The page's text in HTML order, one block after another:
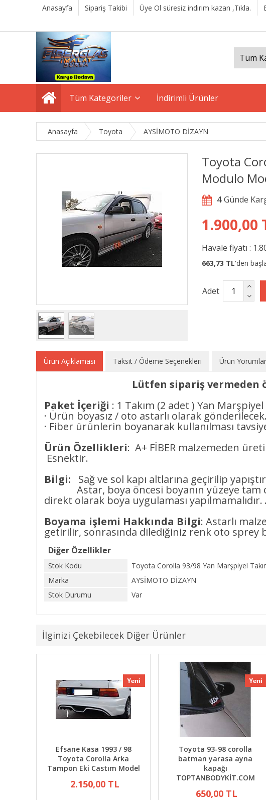
Anasayfa Sipariş Takibi Üye Ol süresiz indirim kazan ,Tıkla.
Tüm Kategoriler İndirimli Ürünler
Anasayfa Toyota AYSİMOTO DİZAYN
Toyota
Modulo
4
1.900,00
Havale fiyatı :
663,73 TL'den
Adet
Ürün Açıklaması Taksit / Ödeme Seçenekleri Ürün
Lütfen sipariş vermeden
Paket İçeriği : 1 Takım (2 adet ) Yan Marşpiyel
· Ürün boyasız / oto astarlı olarak gönderilecek.
· Fiber ürünlerin boyanarak kullanılması
Ürün Özellikleri: A+ FİBER malzemeden
Esnektir.
Bilgi: Sağ ve sol kapı altlarına geçirilip
Astar, boya öncesi boyanın yüzeye tam
direkt olarak boya uygulaması
Boyama işlemi Hakkında Bilgi: Astarlı
getirilir, sonrasında dilediğiniz renk oto sprey
Diğer Özellikler
Stok Kodu
Toyota Corolla 93/98 Yan Marşpiyel
Marka
AYSİMOTO DİZAYN
Stok Durumu
Var
İlginizi Çekebilecek Diğer Ürünler
Efsane Kasa 1993 / 98
Toyota Corolla Arka
Tampon Eki Castım Model
2.150,00 TL
Toyota 93-98 corolla
batman yarasa ayna
kapağı
TOPTANBODYKİT.COM
650,00 TL